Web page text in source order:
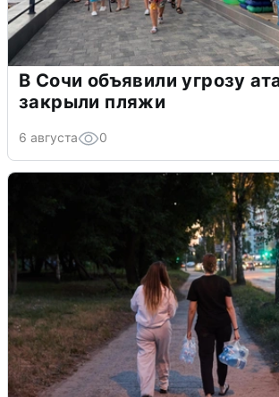
В Сочи объявили угрозу
закрыли пляжи
6 августа 0